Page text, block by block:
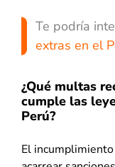
Te podría
extras en el
¿Qué multas
cumple las
Perú?
El